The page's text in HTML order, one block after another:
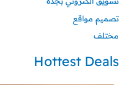
تصميم مواقع
مختلف
Hottest Deals